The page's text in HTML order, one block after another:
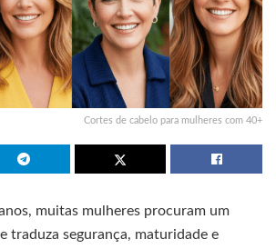
Cortes de cabelo para mulheres com 40+
muitas mulheres procuram um
traduza segurança, maturidade e